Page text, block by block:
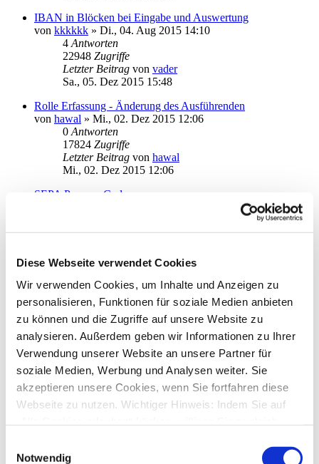
Diese Webseite verwendet Cookies
Wir verwenden Cookies, um Inhalte und Anzeigen zu
personalisieren, Funktionen für soziale Medien anbieten
zu können und die Zugriffe auf unsere Website zu
analysieren. Außerdem geben wir Informationen zu Ihrer
Verwendung unserer Website an unsere Partner für
soziale Medien, Werbung und Analysen weiter. Sie
akzeptieren unsere Cookies, wenn Sie fortfahren diese
Webseite zu nutzen. Wichtiger Hinweis: Indem Sie auf
Benutzung bestimmter Dienste auf der Seite (Twitter,
Notwendig
IBAN in Blöcken bei Eingabe und Auswertung
von kkkkkk » Di., 04. Aug 2015 14:10
4 Antworten
22948 Zugriffe
Letzter Beitrag von vader
Sa., 05. Dez 2015 15:48
Rolle Erfassung - Änderung des Ausführenden
von hawal » Mi., 02. Dez 2015 12:06
0 Antworten
17824 Zugriffe
Letzter Beitrag von hawal
Mi., 02. Dez 2015 12:06
SEPA Purpose Codes
17778Zugriffe
Mi., 30. Sep 2015 10:01
Export ignoriert Spaltenwahl
SchatzmeisterKD
Mo., 20. Jul 2015 15:46
1Antworten
18295Zugriffe
Letzter Beitrag vonmoneymaus
Do., 24. Sep 2015 10:50
Wegfall der Kontengruppierung in Übersicht
vonwidder55»Fr., 24. Jul 2015 15:02
19966Zugriffe
Letzter Beitragvonaudiolet
Auswertungen mit sowohl Kostenstelle als auch Kategorie